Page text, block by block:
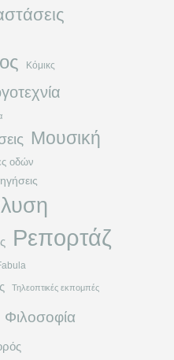
Κόμικς
Μουσική
οδών
Ρεπορτάζ
Τηλεοπτικές εκπομπές
Φιλοσοφία